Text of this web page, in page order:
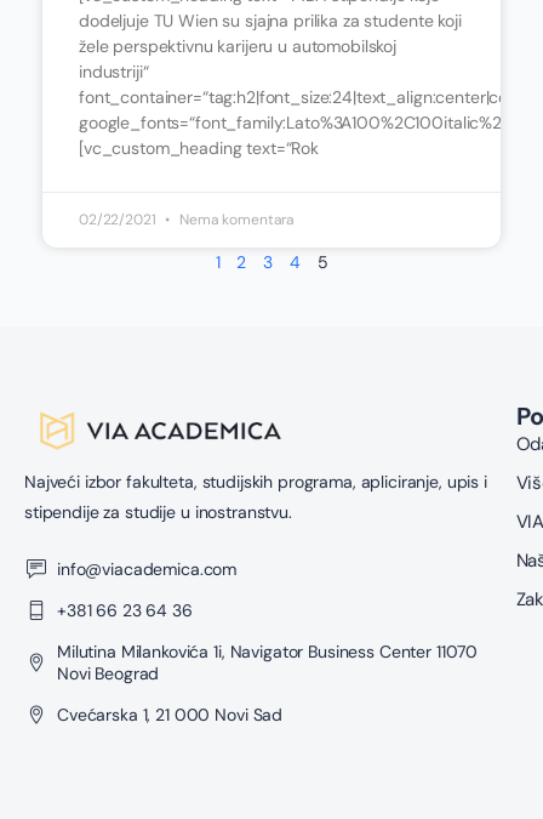
dodeljuje TU Wien su sjajna prilika za studente koji
žele perspektivnu karijeru u automobilskoj
industriji“
[vc_custom_heading text=“Rok
02/22/2021 Nema komentara
1 2 3 4 5
Najveći izbor fakulteta, studijskih programa, apliciranje, upis i
stipendije za studije u inostranstvu.
info@viacademica.com
+381 66 23 64 36
Milutina Milankovića 1i, Navigator Business Center 11070
Novi Beograd
Cvećarska 1, 21 000 Novi Sad